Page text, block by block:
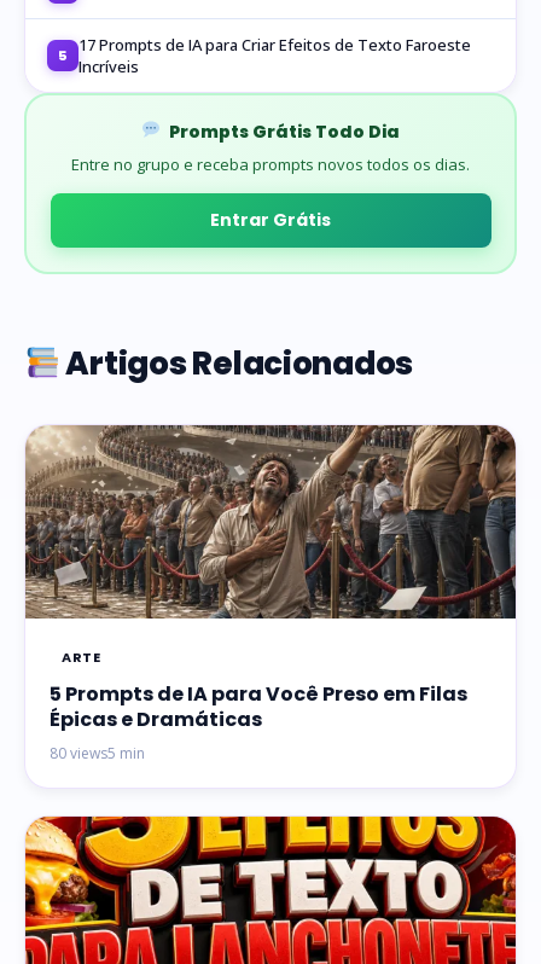
5
17 Prompts de IA para Criar Efeitos de Texto Faroeste
Incríveis
Prompts Grátis Todo Dia
Entre no grupo e receba prompts novos todos os dias.
Entrar Grátis
Artigos Relacionados
ARTE
5 Prompts de IA para Você Preso em Filas
Épicas e Dramáticas
80 views5 min